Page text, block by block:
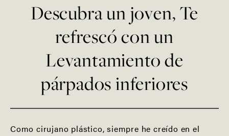
Descubra un joven, Te
refrescó con un
Levantamiento de
párpados inferiores
Como cirujano plástico, siempre he creído en el